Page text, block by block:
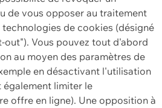
de vous opposer au traitement
de cookies (désigné
Vous pouvez tout d'abord
au moyen des paramètres de
en désactivant l'utilisation
également limiter le
offre en ligne). Une opposition à